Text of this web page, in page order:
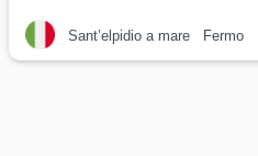
Sant’elpidio a mare Fermo